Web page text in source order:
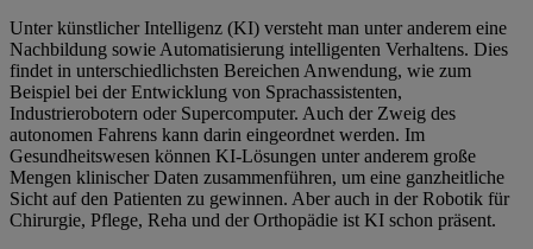
Unter künstlicher Intelligenz (KI) versteht man unter anderem eine
Nachbildung sowie Automatisierung intelligenten Verhaltens. Dies
findet in unterschiedlichsten Bereichen Anwendung, wie zum
Beispiel bei der Entwicklung von Sprachassistenten,
Industrierobotern oder Supercomputer. Auch der Zweig des
autonomen Fahrens kann darin eingeordnet werden. Im
Gesundheitswesen können KI-Lösungen unter anderem große
Mengen klinischer Daten zusammenführen, um eine ganzheitliche
Sicht auf den Patienten zu gewinnen. Aber auch in der Robotik für
Chirurgie, Pflege, Reha und der Orthopädie ist KI schon präsent.